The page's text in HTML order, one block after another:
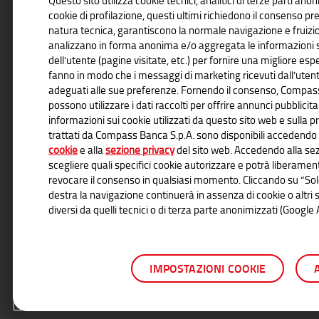
INFORMAZIONI TRASPARENTI
HeyLight è un marchio registrato di Compass Banca S.p.A. socio
Dati Societari*. Messaggio Pubblicitario con finalità promozionale.
dell’acquisto, concessa ai consumatori da venditori di beni e servizi
cessione a Compass Banca S.p.A. del credito, corrispondente al
di beni e servizi. Per le condizioni economiche e contrattuali
www.HeyLight.com presso le Filiali Compass Banca S.p.A. o
esclusiva di prodotto di Compass Banca S.p.A.. Salvo approvazione
contrattuali del finanziamento disponibili sul sitowww.compass.it,
cookie di profilazione, questi ultimi richiedono il consenso
natura tecnica, garantiscono la normale navigazione e
analizzano in forma anonima e/o aggregata le informazioni
dell’utente (pagine visitate, etc.) per fornire una migliore
fanno in modo che i messaggi di marketing ricevuti
adeguati alle sue preferenze. Fornendo il consenso,
possono utilizzare i dati raccolti per offrire annunci
informazioni sui cookie utilizzati da questo sito web e sulla
trattati da Compass Banca S.p.A. sono disponibili
cookiee allasezione privacydel sito web. Accedendo alla
scegliere quali specifici cookie autorizzare e potrà
revocare il consenso in qualsiasi momento. Cliccando su
destra la navigazione continuerà in assenza di cookie o
diversi da quelli tecnici o di terza parte anonimizzati (Google
IMPOSTAZIONI COOKIE